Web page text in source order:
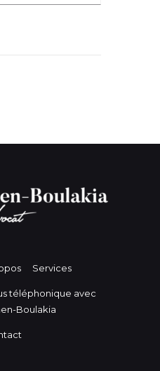
Services
téléphonique avec
Boulakia